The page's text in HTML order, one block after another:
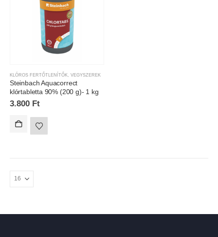
KLÓROS FERTŐTLENÍTŐK, VEGYSZEREK
Steinbach Aquacorrect
klórtabletta 90% (200 g)- 1 kg
3.800 Ft